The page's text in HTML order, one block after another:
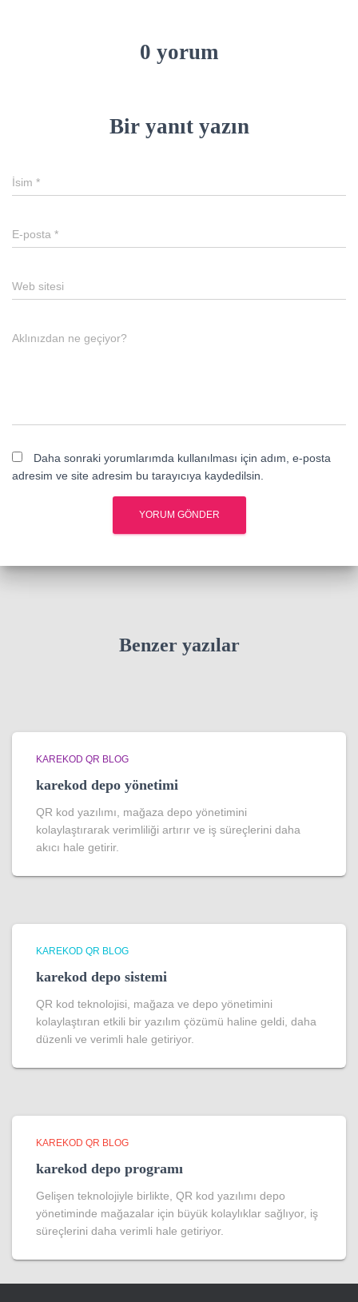
0 yorum
Bir yanıt yazın
İsim *
E-posta *
Web sitesi
Aklınızdan ne geçiyor?
Daha sonraki yorumlarımda kullanılması için adım, e-posta
adresim ve site adresim bu tarayıcıya kaydedilsin.
Benzer yazılar
KAREKOD QR BLOG
karekod depo yönetimi
QR kod yazılımı, mağaza depo yönetimini
kolaylaştırarak verimliliği artırır ve iş süreçlerini daha
akıcı hale getirir.
KAREKOD QR BLOG
karekod depo sistemi
QR kod teknolojisi, mağaza ve depo yönetimini
kolaylaştıran etkili bir yazılım çözümü haline geldi, daha
düzenli ve verimli hale getiriyor.
KAREKOD QR BLOG
karekod depo programı
Gelişen teknolojiyle birlikte, QR kod yazılımı depo
yönetiminde mağazalar için büyük kolaylıklar sağlıyor, iş
süreçlerini daha verimli hale getiriyor.